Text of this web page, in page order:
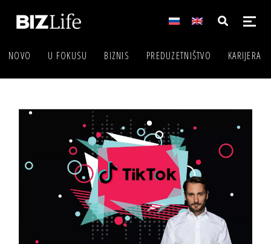
NOVO U FOKUSU BIZNIS PREDUZETNIŠTVO KARIJERA